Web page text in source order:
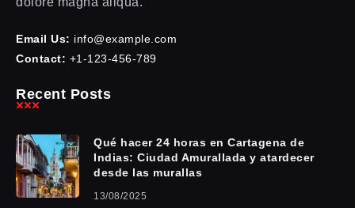
Email Us: info@example.com
Contact: +1-123-456-789
Recent Posts
Qué hacer 24 horas en Cartagena de
Indias: Ciudad Amurallada y atardecer
desde las murallas
13/08/2025